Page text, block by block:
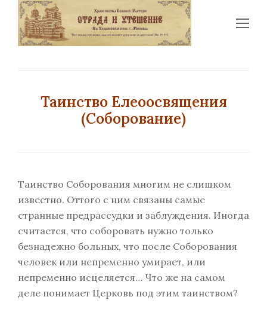
Таинство Елеоосвящения
(Соборование)
Таинство Соборования многим не слишком
известно. Оттого с ним связаны самые
странные предрассудки и заблуждения. Иногда
считается, что соборовать нужно только
безнадежно больных, что после Соборования
человек или непременно умирает, или
непременно исцеляется… Что же на самом
деле понимает Церковь под этим таинством?